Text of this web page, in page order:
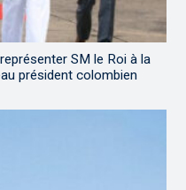
SM le Roi à la
président colombien